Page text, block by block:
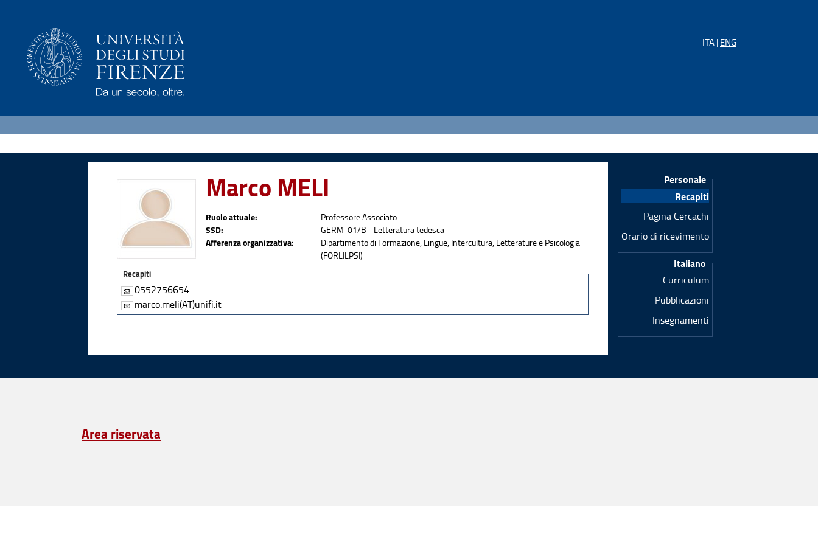
ITA |ENG
Personale
Recapiti
Pagina Cercachi
Orario di ricevimento
Italiano
Curriculum
Pubblicazioni
Insegnamenti
Marco MELI
Ruolo attuale: Professore Associato
SSD: GERM-01/B - Letteratura tedesca
Afferenza organizzativa:
Dipartimento di Formazione, Lingue, Intercultura, Letterature e Psicologia
(FORLILPSI)
Recapiti
0552756654
marco.meli(AT)unifi.it
Area riservata